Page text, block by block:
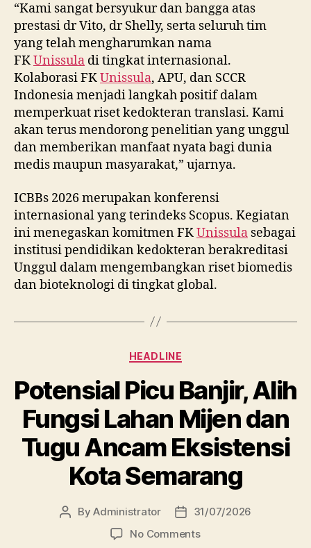
“Kami sangat bersyukur dan bangga atas
prestasi dr Vito, dr Shelly, serta seluruh tim
yang telah mengharumkan nama
FKUnissula di tingkat internasional.
Kolaborasi FKUnissula, APU, dan SCCR
Indonesia menjadi langkah positif dalam
memperkuat riset kedokteran translasi. Kami
akan terus mendorong penelitian yang unggul
dan memberikan manfaat nyata bagi dunia
medis maupun masyarakat,” ujarnya.
ICBBs 2026 merupakan konferensi
internasional yang terindeks Scopus. Kegiatan
ini menegaskan komitmen FKUnissula sebagai
institusi pendidikan kedokteran berakreditasi
Unggul dalam mengembangkan riset biomedis
dan bioteknologi di tingkat global.
Categories
HEADLINE
Potensial Picu Banjir, Alih
Fungsi Lahan Mijen dan
Tugu Ancam Eksistensi
Kota Semarang
PostByAdministrator
Post
date
31/07/2026
No Commentson